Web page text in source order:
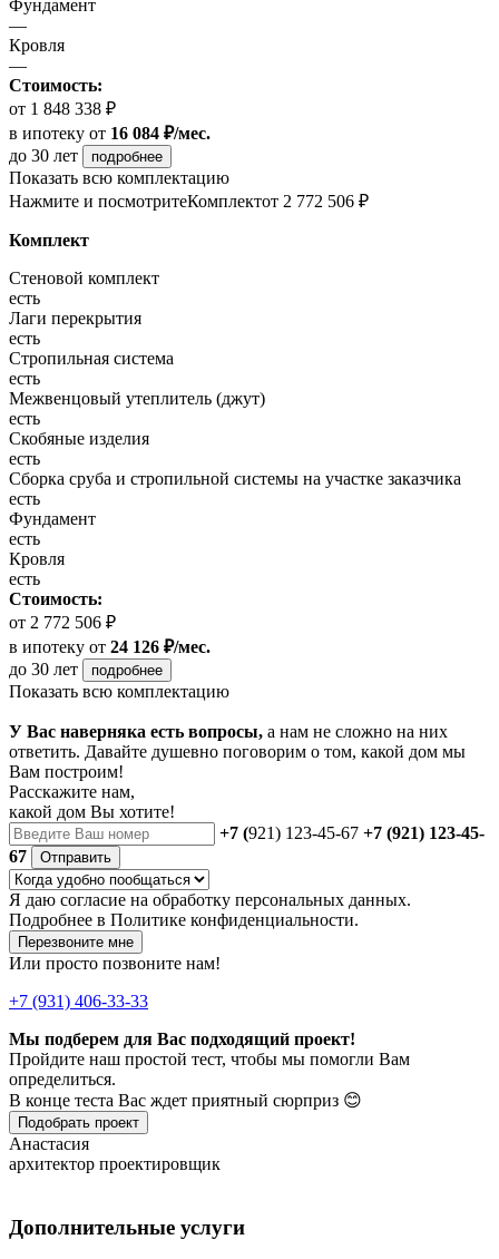
Фундамент
—
Кровля
—
Стоимость:
от 1 848 338 ₽
в ипотеку от 16 084 ₽/мес.
до 30 лет
подробнее
Показать всю комплектацию
Нажмите и посмотритеКомплектот 2 772 506 ₽
Комплект
Стеновой комплект
есть
Лаги перекрытия
есть
Стропильная система
есть
Межвенцовый утеплитель (джут)
есть
Скобяные изделия
есть
Сборка сруба и стропильной системы на участке заказчика
есть
Фундамент
есть
Кровля
есть
Стоимость:
от 2 772 506 ₽
в ипотеку от 24 126 ₽/мес.
до 30 лет
подробнее
Показать всю комплектацию
У Вас наверняка есть вопросы, а нам не сложно на них
ответить. Давайте душевно поговорим о том, какой дом мы
Вам построим!
Расскажите нам,
какой дом Вы хотите!
+7 (921) 123-45-67 +7 (921) 123-45-
67
Отправить
Я даю согласие на обработку персональных данных.
Подробнее в Политике конфиденциальности.
Перезвоните мне
Или просто позвоните нам!
+7 (931) 406-33-33
Мы подберем для Вас подходящий проект!
Пройдите наш простой тест, чтобы мы помогли Вам
определиться.
В конце теста Вас ждет приятный сюрприз 😊
Подобрать проект
Анастасия
архитектор проектировщик
Дополнительные услуги